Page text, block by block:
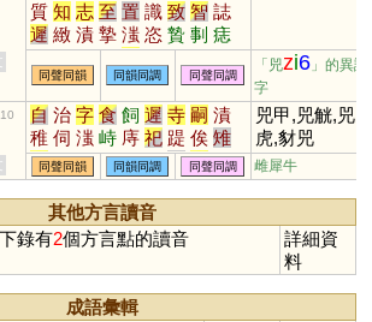
質 知 志 至 置 識 致 智 誌
遲 緻 漬 摯 滍 恣 贄 剚 痣
胔 鷙 躓 忮 疐 觶 輊 礩 懫
懥 駤 鋕 騺 寘 胾 潪 倳 洷
伿 覟 跮
同聲同韻 同韻同調 同聲同調
「兕zi6 」的異讀
字
自 治 字 食 飼 遲 寺 嗣 漬
稚 伺 滍 峙 庤 祀 踶 俟 雉
巳 剚 笥 泜 胔 痔 豸 彘 涘
眥 耜 𠱾 髊 畤 偫 牸 傂 芓 阤
覗 廌 絼 歭 跱 骴 倳 乿 徥
摨 謘 蚔 鶨 鴙
兕甲,兕觥,兕
虎,豺兕
同聲同韻 同韻同調 同聲同調 雌犀牛
其他方言讀音
錄有2個方言點的讀音
詳細資
料
成語彙輯